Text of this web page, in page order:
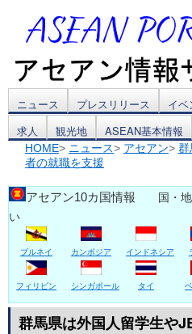
コ
ン
テ
ン
ツ
へ
ス
キ
ニュース プレスリリース イベ
求人
観光地 ASEAN基本情報
HOME> ニュース> アセアン> 群
者の就職を支援
アセアン10カ国情報 国・地
い
ブルネイ カンボジア インドネシア
フィリピン シンガポール タイ
群馬県は外国人留学生や